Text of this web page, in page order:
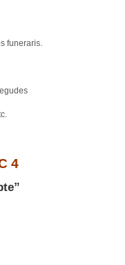
funeraris.
4